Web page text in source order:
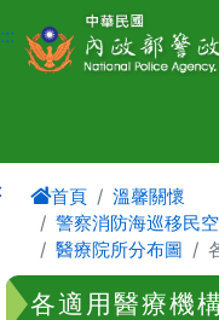
進入內容區塊
:::
首頁
溫馨關懷
警察消防海巡移民
醫療院所分布圖
各適用醫療機